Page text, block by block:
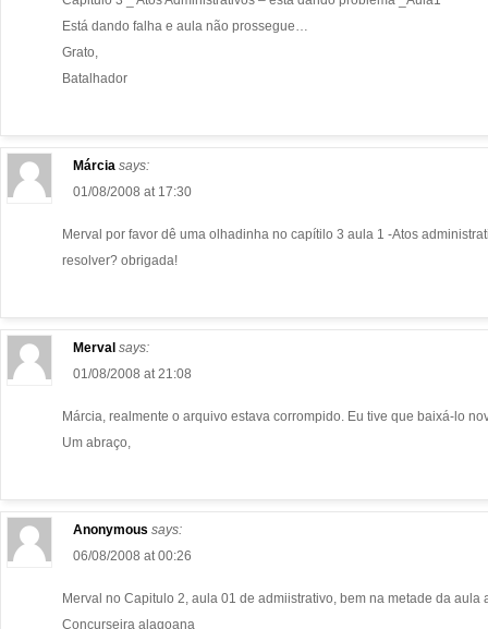
Está dando falha e aula não prossegue…
Grato,
Batalhador
Márcia says:
01/08/2008 at 17:30
Merval por favor dê uma olhadinha no capítilo 3 aula 1 -Atos
resolver? obrigada!
Merval says:
01/08/2008 at 21:08
Márcia, realmente o arquivo estava corrompido. Eu tive que baixá-lo
Um abraço,
Anonymous says:
06/08/2008 at 00:26
Merval no Capitulo 2, aula 01 de admiistrativo, bem na metade da
Concurseira alagoana